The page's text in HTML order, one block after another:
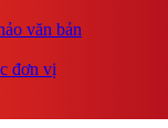
văn bản
đơn vị